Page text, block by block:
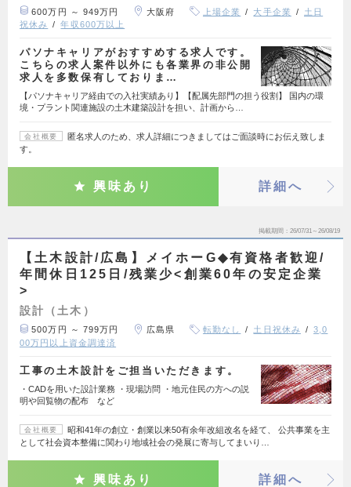
600万円 ～ 949万円 大阪府 上場企業 大手企業
土日
祝休み
年収600万以上
パソナキャリアがおすすめする求人です。
こちらの求人案件以外にも各業界の非公開
求人を多数保有しておりま…
【パソナキャリア経由での入社実績あり】【配属先部門の担う役割】 国内の環
境・プラント関連施設の土木建築設計を担い、計画から…
会社概要
匿名求人のため、求人詳細につきましてはご面談時にお伝え致しま
す。
興味あり 詳細へ
掲載期間 26/07/31～26/08/19
【土木設計/広島】メイホーG◆有資格者歓迎/
年間休日125日/残業少<創業60年の安定企業
>
設計（土木）
500万円 ～ 799万円 広島県 転勤なし 土日祝休み
3,0
00万円以上資金調達済
工事の土木設計をご担当いただきます。
・CADを用いた設計業務 ・現場訪問 ・地元住民の方への説
明や回覧物の配布 など
会社概要
昭和41年の創立・創業以来50有余年改組改名を経て、 公共事業を主
として社会資本整備に関わり地域社会の発展に寄与してまいり…
興味あり 詳細へ